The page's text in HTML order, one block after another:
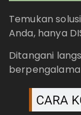
Temukan
Anda, hanya
Ditangani